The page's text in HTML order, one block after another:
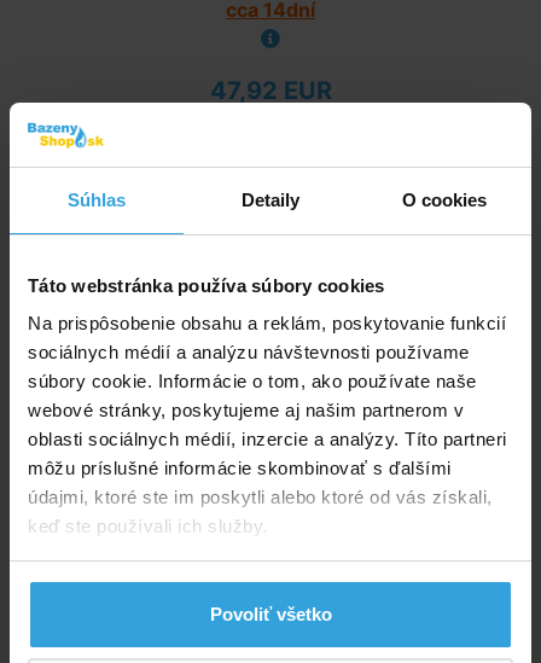
Súhlas Detaily O cookies
Táto webstránka používa súbory cookies
Na prispôsobenie obsahu a reklám, poskytovanie funkcií
sociálnych médií a analýzu návštevnosti používame
súbory cookie. Informácie o tom, ako používate naše
webové stránky, poskytujeme aj našim partnerom v
oblasti sociálnych médií, inzercie a analýzy. Títo partneri
môžu príslušné informácie skombinovať s ďalšími
údajmi, ktoré ste im poskytli alebo ktoré od vás získali,
keď ste používali ich služby.
Povoliť všetko
cca 14dní
47,92 EUR
Podložka pod bazén s priemerom 2m
Skladom > 50 ks
v stredu u vás
10,38 EUR
do košíka
Solárna plachta modrá na bazén s priemerom 2m